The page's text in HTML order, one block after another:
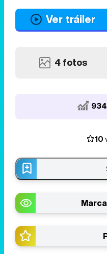
Ver tráiler
4 fotos
934
10